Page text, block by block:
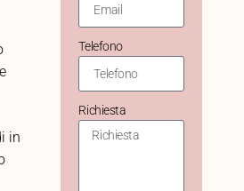
in
Telefono
Richiesta